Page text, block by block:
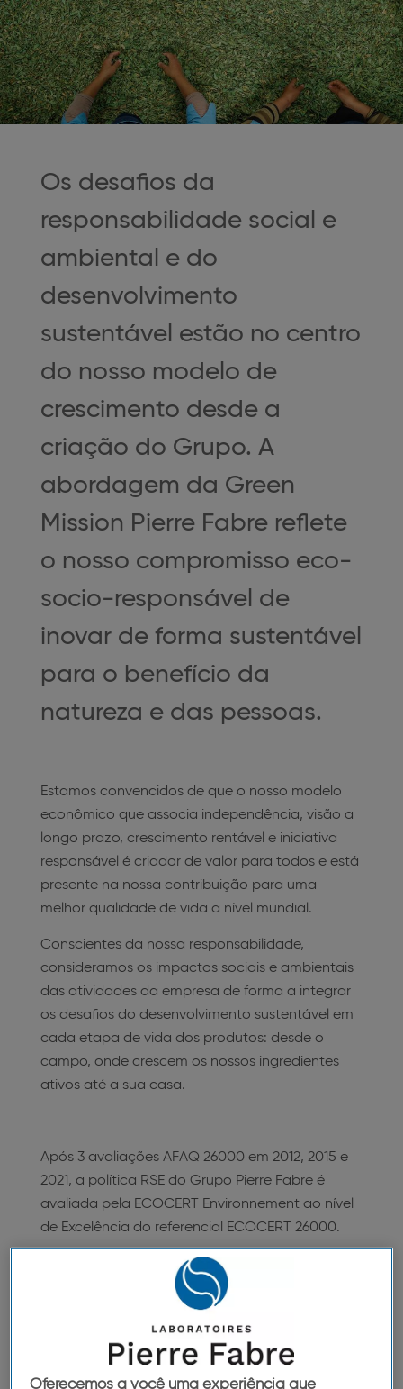
Os desafios da
responsabilidade social e
ambiental e do
desenvolvimento
sustentável estão no centro
do nosso modelo de
crescimento desde a
criação do Grupo. A
abordagem da Green
Mission Pierre Fabre reflete
o nosso compromisso eco-
socio-responsável de
inovar de forma sustentável
para o benefício da
natureza e das pessoas.
Estamos convencidos de que o nosso modelo
econômico que associa independência, visão a
longo prazo, crescimento rentável e iniciativa
responsável é criador de valor para todos e está
presente na nossa contribuição para uma
melhor qualidade de vida a nível mundial.
Conscientes da nossa responsabilidade,
consideramos os impactos sociais e ambientais
das atividades da empresa de forma a integrar
os desafios do desenvolvimento sustentável em
cada etapa de vida dos produtos: desde o
campo, onde crescem os nossos ingredientes
ativos até a sua casa.
Após 3 avaliações AFAQ 26000 em 2012, 2015 e
2021, a política RSE do Grupo Pierre Fabre é
avaliada pela ECOCERT Environnement ao nível
de Excelência do referencial ECOCERT 26000.
SAIBA MAIS
Oferecemos a você uma experiência que